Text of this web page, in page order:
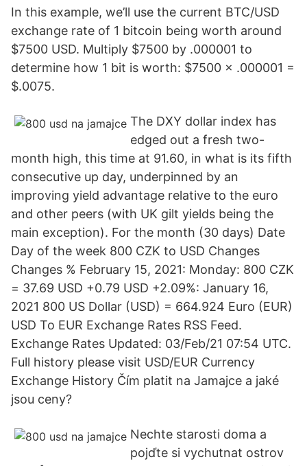
In this example, we’ll use the current BTC/USD
exchange rate of 1 bitcoin being worth around
$7500 USD. Multiply $7500 by .000001 to
determine how 1 bit is worth: $7500 × .000001 =
$.0075.
The DXY dollar index has
edged out a fresh two-
month high, this time at 91.60, in what is its fifth
consecutive up day, underpinned by an
improving yield advantage relative to the euro
and other peers (with UK gilt yields being the
main exception). For the month (30 days) Date
Day of the week 800 CZK to USD Changes
Changes % February 15, 2021: Monday: 800 CZK
= 37.69 USD +0.79 USD +2.09%: January 16,
2021 800 US Dollar (USD) = 664.924 Euro (EUR)
USD To EUR Exchange Rates RSS Feed.
Exchange Rates Updated: 03/Feb/21 07:54 UTC.
Full history please visit USD/EUR Currency
Exchange History Čím platit na Jamajce a jaké
jsou ceny?
Nechte starosti doma a
pojďte si vychutnat ostrov